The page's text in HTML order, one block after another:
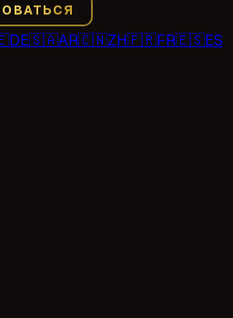
DE🇸🇦AR🇨🇳ZH🇫🇷FR🇪🇸ES